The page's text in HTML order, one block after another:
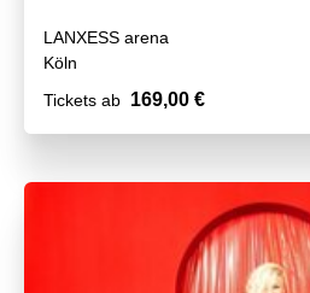
LANXESS arena
Köln
Tickets ab 169,00 €